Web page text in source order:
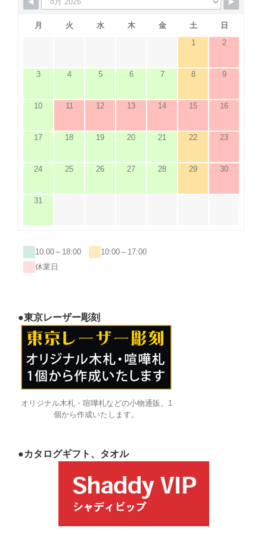
月 火 水 木 金 土
日
1
2
3 4 5 6 7 8 9
10 11 12 13 14 15 16
17 18 19 20 21 22 23
24 25 26 27 28 29 30
31
10:00～18:00
10:00～17:00
休業日
●東京レーザー彫刻
オリジナル木札・喧嘩札などの小物通販。1
個から作成いたします。
●カタログギフト、タオル